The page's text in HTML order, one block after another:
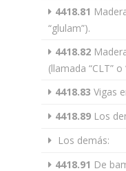
4418.81
“glulam”).
4418.82
(llamada “CLT” o
4418.83 Vigas
4418.89 Los
Los demás:
4418.91 De